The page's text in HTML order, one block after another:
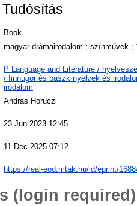
Book
magyar drámairodalom ; színművek
P Language and Literature /
/ finnugor és baszk nyelvek és
irodalom
András Horuczi
23 Jun 2023 12:45
11 Dec 2025 07:12
https://real-eod.mtak.hu/id/eprint/
(login required)